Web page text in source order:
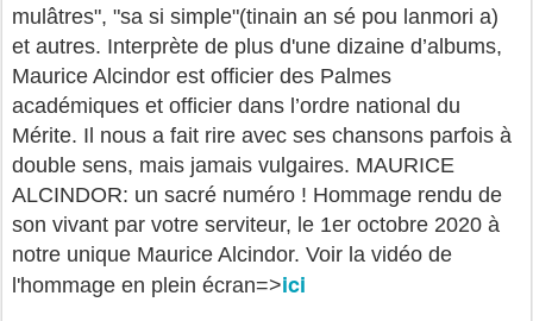
mulâtres", "sa si simple"(tinain an sé pou lanmori a)
et autres. Interprète de plus d'une dizaine d’albums,
Maurice Alcindor est officier des Palmes
académiques et officier dans l’ordre national du
Mérite. Il nous a fait rire avec ses chansons parfois à
double sens, mais jamais vulgaires. MAURICE
ALCINDOR: un sacré numéro ! Hommage rendu de
son vivant par votre serviteur, le 1er octobre 2020 à
notre unique Maurice Alcindor. Voir la vidéo de
l'hommage en plein écran=>ici